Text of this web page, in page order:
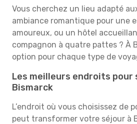
Vous cherchez un lieu adapté
ambiance romantique pour une
amoureux, ou un hôtel
compagnon à quatre pattes ? À
option pour chaque type de
Les meilleurs endroits pour
Bismarck
L’endroit où vous choisissez de
peut transformer votre séjour à